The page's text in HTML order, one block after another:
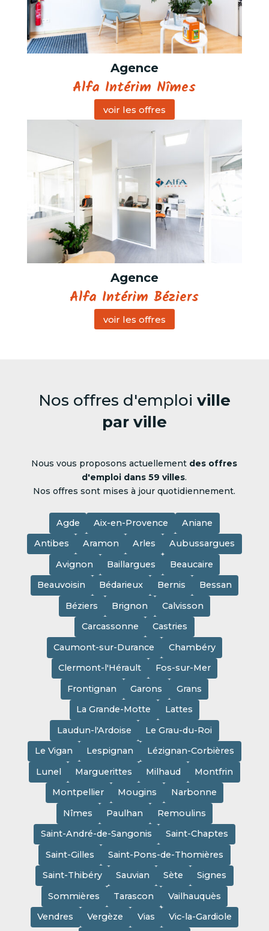
Agence
Alfa Intérim Nîmes
voir les offres
Agence
Alfa Intérim Béziers
voir les offres
Nos offres d'emploi ville
par ville
Nous vous proposons actuellement des offres
d'emploi dans 59 villes.
Nos offres sont mises à jour quotidiennement.
Agde Aix-en-Provence
Aniane
Antibes
Aramon Arles
Aubussargues
Avignon
Baillargues
Beaucaire
Beauvoisin
Bédarieux Bernis
Bessan
Béziers
Brignon
Calvisson
Carcassonne
Castries
Caumont-sur-Durance
Chambéry
Clermont-l'Hérault
Fos-sur-Mer
Frontignan
Garons
Grans
La Grande-Motte
Lattes
Laudun-l'Ardoise
Le Grau-du-Roi
Le Vigan
Lespignan
Lézignan-Corbières
Lunel
Marguerittes Milhaud
Montfrin
Montpellier
Mougins
Narbonne
Nîmes
Paulhan
Remoulins
Saint-André-de-Sangonis
Saint-Chaptes
Saint-Gilles
Saint-Pons-de-Thomières
Saint-Thibéry
Sauvian Sète
Signes
Sommières
Tarascon
Vailhauquès
Vendres
Vergèze Vias
Vic-la-Gardiole